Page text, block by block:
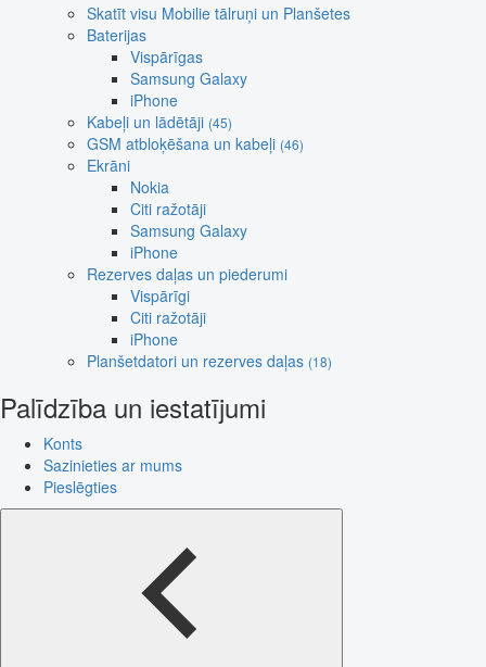
Skatīt visu Mobilie tālruņi un Planšetes
Baterijas
Vispārīgas
Samsung Galaxy
iPhone
Kabeļi un lādētāji (45)
GSM atbloķēšana un kabeļi (46)
Ekrāni
Nokia
Citi ražotāji
Samsung Galaxy
iPhone
Rezerves daļas un piederumi
Vispārīgi
Citi ražotāji
iPhone
Planšetdatori un rezerves daļas (18)
Palīdzība un iestatījumi
Konts
Sazinieties ar mums
Pieslēgties